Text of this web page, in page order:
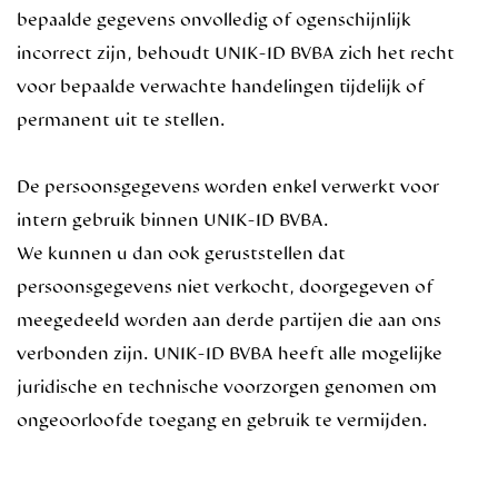
bepaalde gegevens onvolledig of ogenschijnlijk
incorrect zijn, behoudt UNIK-ID BVBA zich het recht
voor bepaalde verwachte handelingen tijdelijk of
permanent uit te stellen.
De persoonsgegevens worden enkel verwerkt voor
intern gebruik binnen UNIK-ID BVBA.
We kunnen u dan ook geruststellen dat
persoonsgegevens niet verkocht, doorgegeven of
meegedeeld worden aan derde partijen die aan ons
verbonden zijn. UNIK-ID BVBA heeft alle mogelijke
juridische en technische voorzorgen genomen om
ongeoorloofde toegang en gebruik te vermijden.